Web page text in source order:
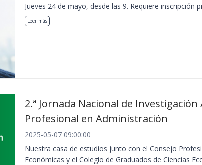
Jueves 24 de mayo, desde las 9. Requiere inscripción
Leer más
2.ª Jornada Nacional de Investigación
Profesional en Administración
2025-05-07 09:00:00
Nuestra casa de estudios junto con el Consejo
Económicas y el Colegio de Graduados de Ciencias